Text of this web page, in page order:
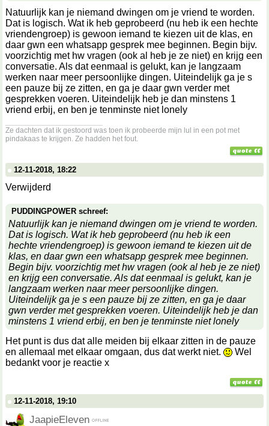
Natuurlijk kan je niemand dwingen om je vriend te worden.
Dat is logisch. Wat ik heb geprobeerd (nu heb ik een hechte
vriendengroep) is gewoon iemand te kiezen uit de klas, en
daar gwn een whatsapp gesprek mee beginnen. Begin bijv.
voorzichtig met hw vragen (ook al heb je ze niet) en krijg een
conversatie. Als dat eenmaal is gelukt, kan je langzaam
werken naar meer persoonlijke dingen. Uiteindelijk ga je s
een pauze bij ze zitten, en ga je daar gwn verder met
gesprekken voeren. Uiteindelijk heb je dan minstens 1
vriend erbij, en ben je tenminste niet lonely
Ze dachten dat ik gestoord was toen ik probeerde mijn lul in een pot met
pindakaas te krijgen. Ze hadden het fout.
12-11-2018, 18:22
Verwijderd
PUDDINGPOWER schreef:
Natuurlijk kan je niemand dwingen om je vriend te worden.
Dat is logisch. Wat ik heb geprobeerd (nu heb ik een
hechte vriendengroep) is gewoon iemand te kiezen uit de
klas, en daar gwn een whatsapp gesprek mee beginnen.
Begin bijv. voorzichtig met hw vragen (ook al heb je ze niet)
en krijg een conversatie. Als dat eenmaal is gelukt, kan je
langzaam werken naar meer persoonlijke dingen.
Uiteindelijk ga je s een pauze bij ze zitten, en ga je daar
gwn verder met gesprekken voeren. Uiteindelijk heb je dan
minstens 1 vriend erbij, en ben je tenminste niet lonely
Het punt is dus dat alle meiden bij elkaar zitten in de pauze
en allemaal met elkaar omgaan, dus dat werkt niet.
Wel
bedankt voor je reactie x
12-11-2018, 19:10
JaapieEleven